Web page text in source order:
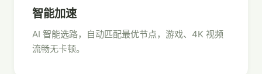
智能加速
AI 智能选路，自动匹配最优节点，游戏、4K 视频
流畅无卡顿。